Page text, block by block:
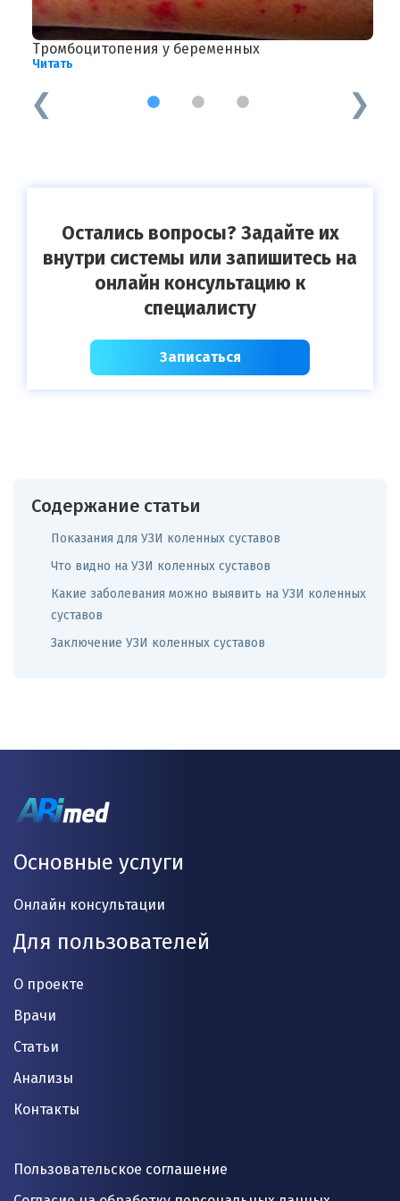
Тромбоцитопения у беременных
Читать
1 2 3
Остались вопросы? Задайте их
внутри системы или запишитесь на
онлайн консультацию к
специалисту
Записаться
Содержание статьи
Показания для УЗИ коленных суставов
Что видно на УЗИ коленных суставов
Какие заболевания можно выявить на УЗИ коленных
суставов
Заключение УЗИ коленных суставов
Основные услуги
Онлайн консультации
Для пользователей
О проекте
Врачи
Статьи
Анализы
Контакты
Пользовательское соглашение